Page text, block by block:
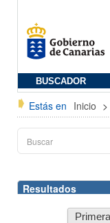
BUSCADOR
Estás en Inicio >
Resultados
Primera